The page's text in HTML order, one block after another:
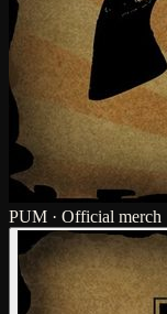
PUM · Official merch